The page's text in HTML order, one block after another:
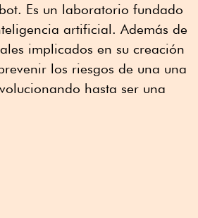
Es un laboratorio fundado
artificial. Además de
implicados en su creación
los riesgos de una una
hasta ser una